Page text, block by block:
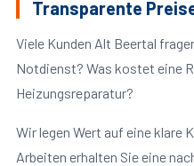
Transparente
Viele Kunden Alt Beertal
Notdienst? Was kostet eine
Heizungsreparatur?
Wir legen Wert auf eine klare
Arbeiten erhalten Sie eine